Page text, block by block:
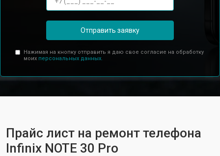
Отправить заявку
Нажимая на кнопку отправить я даю свое согласие на обработку
моих персональных данных.
Прайс лист на ремонт телефона
Infinix NOTE 30 Pro